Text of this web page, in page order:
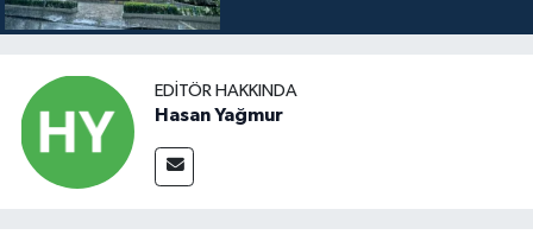
EDITÖR HAKKINDA
Hasan Yağmur